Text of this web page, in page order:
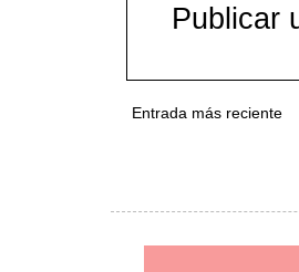
Publicar
Entrada más reciente